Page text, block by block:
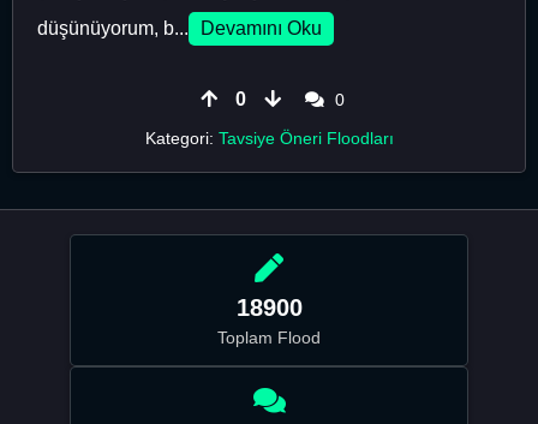
düşünüyorum, b...
Devamını Oku
0
0
Kategori: Tavsiye Öneri Floodları
18900
Toplam Flood